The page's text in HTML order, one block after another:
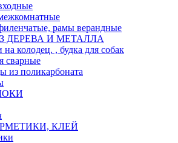
рамы верандные
ДЕРЕВА И МЕТАЛЛА
колодец. , будка для собак
сварные
из поликарбоната
КЛЕЙ